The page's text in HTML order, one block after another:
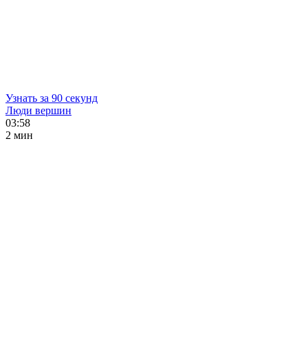
Узнать за 90 секунд
Люди вершин
03:58
2 мин